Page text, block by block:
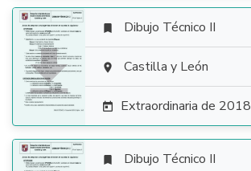

 Dibujo Técnico II
 Castilla y León
 Extraordinaria de 2018
 Dibujo Técnico II